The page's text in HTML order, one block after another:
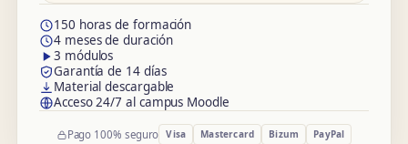
150 horas de formación
4 meses de duración
3 módulos
Garantía de 14 días
Material descargable
Acceso 24/7 al campus Moodle
Pago 100% seguro Visa Mastercard Bizum PayPal